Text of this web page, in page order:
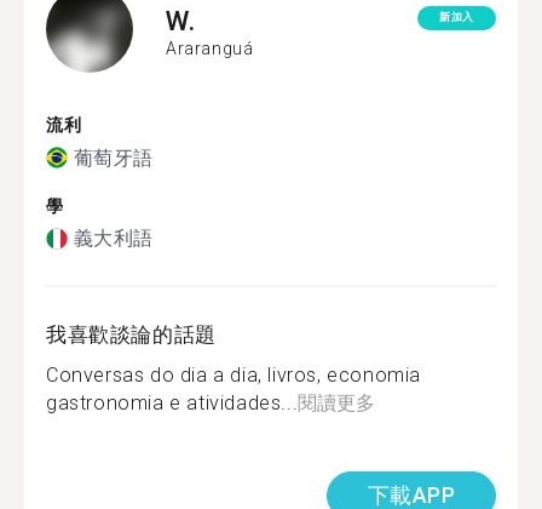
W.
Araranguá
新加入
流利
葡萄牙語
學
義大利語
我喜歡談論的話題
Conversas do dia a dia, livros, economia
gastronomia e atividades...閱讀更多
下載APP